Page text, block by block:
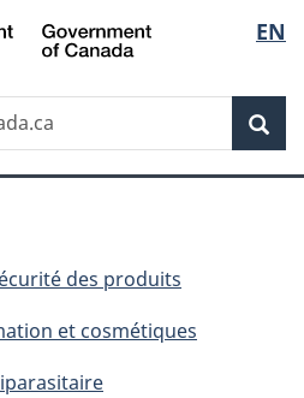
Passer
au
principal
Passer
à
Au
du
Passer
à
version
simplifiée
de
la
EN
des produits
et cosmétiques